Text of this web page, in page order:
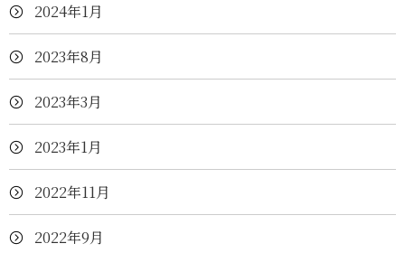
2024年1月
2023年8月
2023年3月
2023年1月
2022年11月
2022年9月